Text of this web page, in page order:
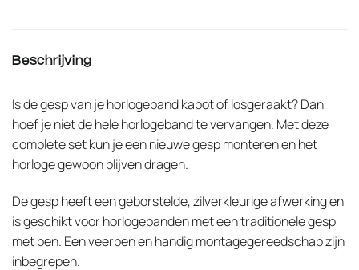
Beschrijving
Is de gesp van je horlogeband kapot of losgeraakt? Dan
hoef je niet de hele horlogeband te vervangen. Met deze
complete set kun je een nieuwe gesp monteren en het
horloge gewoon blijven dragen.
De gesp heeft een geborstelde, zilverkleurige afwerking en
is geschikt voor horlogebanden met een traditionele gesp
met pen. Een veerpen en handig montagegereedschap zijn
inbegrepen.